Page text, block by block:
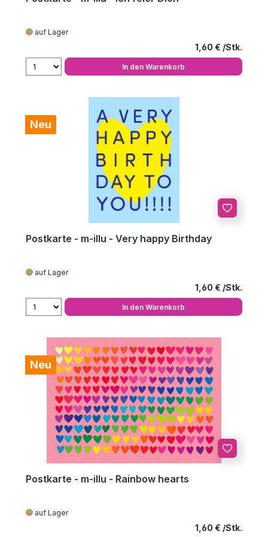
auf Lager
Regulärer
1,60 €
In den Warenkorb
Neu
Postkarte - m-illu - Very happy Birthday
auf Lager
Regulärer
1,60 €
In den Warenkorb
Neu
Postkarte - m-illu - Rainbow hearts
auf Lager
Regulärer
1,60 €